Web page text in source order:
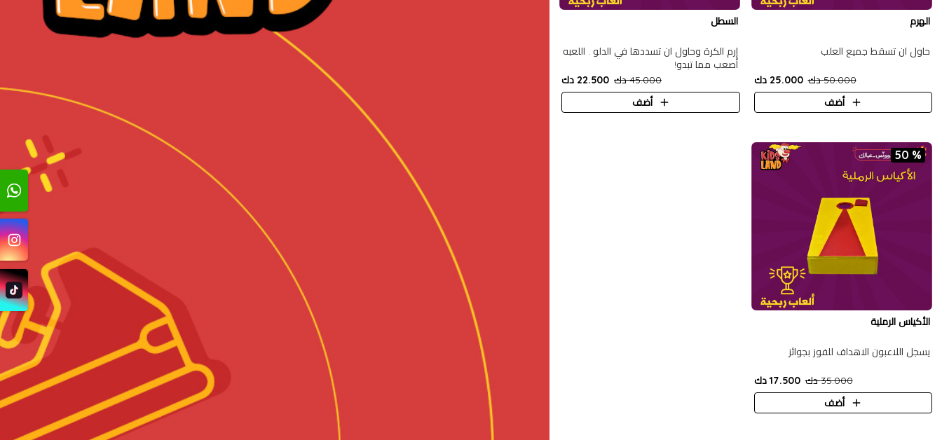
الهرم
حاول ان تسقط جميع العلب
50.000 دك
25.000 دك
أضف
السطل
إرم الكرة وحاول ان تسددها في الدلو . اللعبه
أصعب مما تبدو!
45.000 دك
22.500 دك
أضف
50 %
الأكياس الرملية
يسجل اللاعبون الاهداف للفوز بجوائز
35.000 دك
17.500 دك
أضف